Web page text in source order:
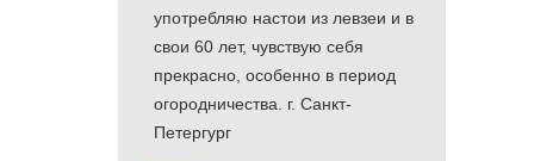
употребляю настои из левзеи и в
свои 60 лет, чувствую себя
прекрасно, особенно в период
огородничества. г. Санкт-
Петергург